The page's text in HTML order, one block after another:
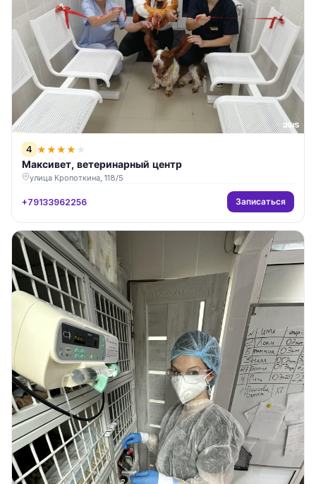
4 ★★★★ ★
Максивет, ветеринарный центр
улица Кропоткина, 118/5
+79133962256 Записаться